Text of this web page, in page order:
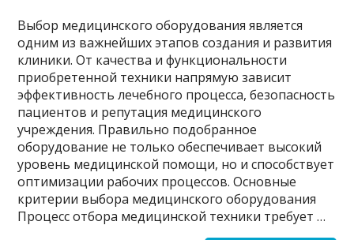
Выбор медицинского оборудования является
одним из важнейших этапов создания и развития
клиники. От качества и функциональности
приобретенной техники напрямую зависит
эффективность лечебного процесса, безопасность
пациентов и репутация медицинского
учреждения. Правильно подобранное
оборудование не только обеспечивает высокий
уровень медицинской помощи, но и способствует
оптимизации рабочих процессов. Основные
критерии выбора медицинского оборудования
Процесс отбора медицинской техники требует …